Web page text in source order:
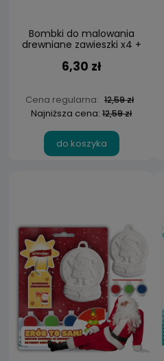
Bombki do malowania
drewniane zawieszki x4 +
6,30 zł
Cena regularna: 12,59 zł
Najniższa cena: 12,59 zł
do koszyka